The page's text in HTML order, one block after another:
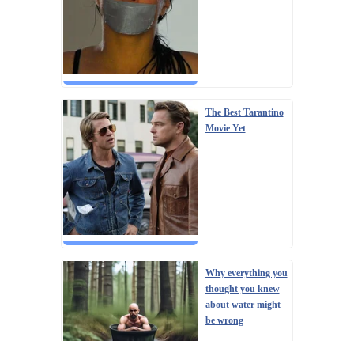
The Best Tarantino
Movie Yet
Why everything you
thought you knew
about water might
be wrong